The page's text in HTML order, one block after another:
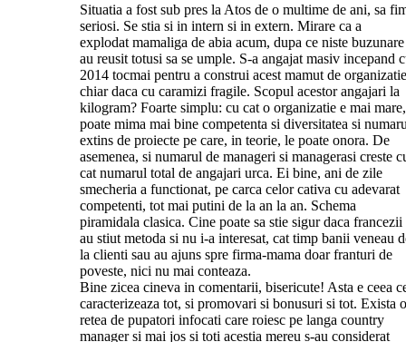
Situatia a fost sub pres la Atos de o multime de ani, sa
seriosi. Se stia si in intern si in extern. Mirare ca a
explodat mamaliga de abia acum, dupa ce niste buzunare
au reusit totusi sa se umple. S-a angajat masiv incepand
2014 tocmai pentru a construi acest mamut de
chiar daca cu caramizi fragile. Scopul acestor angajari la
kilogram? Foarte simplu: cu cat o organizatie e mai mare,
poate mima mai bine competenta si diversitatea si
extins de proiecte pe care, in teorie, le poate onora. De
asemenea, si numarul de manageri si managerasi creste
cat numarul total de angajari urca. Ei bine, ani de zile
smecheria a functionat, pe carca celor cativa cu adevarat
competenti, tot mai putini de la an la an. Schema
piramidala clasica. Cine poate sa stie sigur daca francezii
au stiut metoda si nu i-a interesat, cat timp banii veneau
la clienti sau au ajuns spre firma-mama doar franturi de
poveste, nici nu mai conteaza.
Bine zicea cineva in comentarii, bisericute! Asta e ceea
caracterizeaza tot, si promovari si bonusuri si tot. Exista o
retea de pupatori infocati care roiesc pe langa country
manager si mai jos si toti acestia mereu s-au considerat